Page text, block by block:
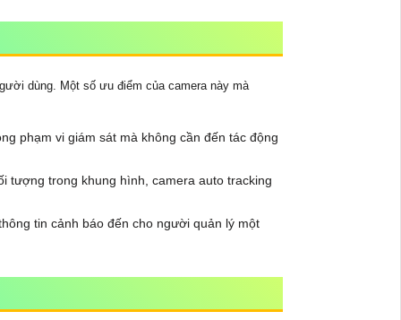
dùng. Một số ưu điểm của camera này mà
phạm vi giám sát mà không cần đến tác động
tượng trong khung hình, camera auto tracking
tin cảnh báo đến cho người quản lý một